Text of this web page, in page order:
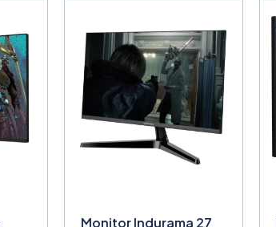
Monitor Indurama 27